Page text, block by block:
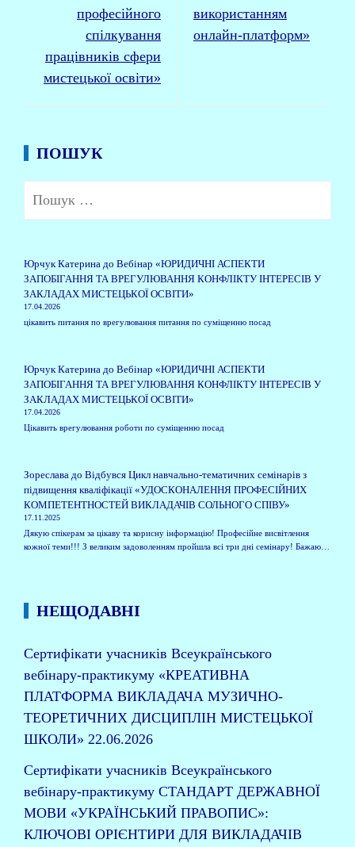
професійного
спілкування
працівників сфери
мистецької освіти»
використанням
онлайн-платформ»
ПОШУК
Юрчук Катерина до Вебінар «ЮРИДИЧНІ АСПЕКТИ
ЗАПОБІГАННЯ ТА ВРЕГУЛЮВАННЯ КОНФЛІКТУ ІНТЕРЕСІВ У
ЗАКЛАДАХ МИСТЕЦЬКОЇ ОСВІТИ»
17.04.2026
цікавить питання по врегулювання питання по суміщенню посад
Юрчук Катерина до Вебінар «ЮРИДИЧНІ АСПЕКТИ
ЗАПОБІГАННЯ ТА ВРЕГУЛЮВАННЯ КОНФЛІКТУ ІНТЕРЕСІВ У
ЗАКЛАДАХ МИСТЕЦЬКОЇ ОСВІТИ»
17.04.2026
Цікавить врегулювання роботи по суміщенню посад
Зореслава до Відбувся Цикл навчально-тематичних семінарів з
підвищення кваліфікації «УДОСКОНАЛЕННЯ ПРОФЕСІЙНИХ
КОМПЕТЕНТНОСТЕЙ ВИКЛАДАЧІВ СОЛЬНОГО СПІВУ»
17.11.2025
Дякую спікерам за цікаву та корисну інформацію! Професійне висвітлення
кожної теми!!! З великим задоволенням пройшла всі три дні семінару! Бажаю…
НЕЩОДАВНІ
Сертифікати учасників Всеукраїнського
вебінару-практикуму «КРЕАТИВНА
ПЛАТФОРМА ВИКЛАДАЧА МУЗИЧНО-
ТЕОРЕТИЧНИХ ДИСЦИПЛІН МИСТЕЦЬКОЇ
ШКОЛИ» 22.06.2026
Сертифікати учасників Всеукраїнського
вебінару-практикуму СТАНДАРТ ДЕРЖАВНОЇ
МОВИ «УКРАЇНСЬКИЙ ПРАВОПИС»:
КЛЮЧОВІ ОРІЄНТИРИ ДЛЯ ВИКЛАДАЧІВ